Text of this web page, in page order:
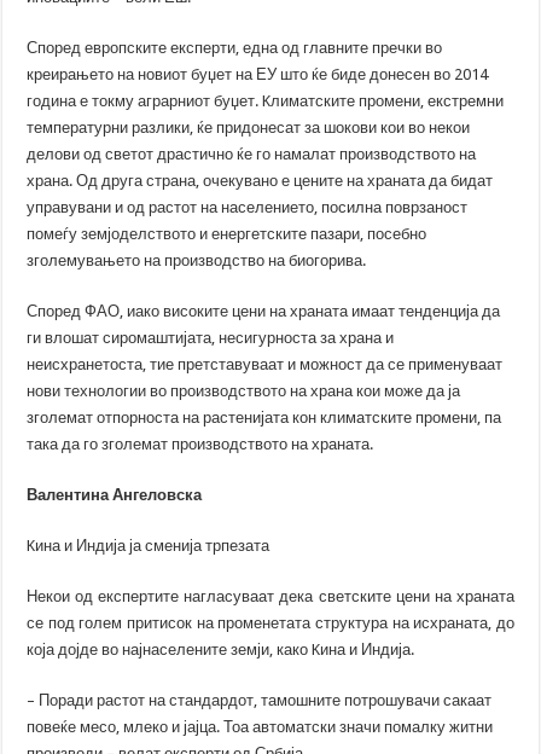
Според европските експерти, една од главните пречки во
креирањето на новиот буџет на ЕУ што ќе биде донесен во 2014
година е токму аграрниот буџет. Kлиматските промени, екстремни
температурни разлики, ќе придонесат за шокови кои во некои
делови од светот драстично ќе го намалат производството на
храна. Од друга страна, очекувано е цените на храната да бидат
управувани и од растот на населението, посилна поврзаност
помеѓу земјоделството и енергетските пазари, посебно
зголемувањето на производство на биогорива.
Според ФАО, иако високите цени на храната имаат тенденција да
ги влошат сиромаштијата, несигурноста за храна и
неисхранетоста, тие претставуваат и можност да се применуваат
нови технологии во производството на храна кои може да ја
зголемат отпорноста на растенијата кон климатските промени, па
така да го зголемат производството на храната.
Валентина Ангеловска
Kина и Индија ја сменија трпезата
Некои од експертите нагласуваат дека светските цени на храната
се под голем притисок на променетата структура на исхраната, до
која дојде во најнаселените земји, како Kина и Индија.
– Поради растот на стандардот, тамошните потрошувачи сакаат
повеќе месо, млеко и јајца. Тоа автоматски значи помалку житни